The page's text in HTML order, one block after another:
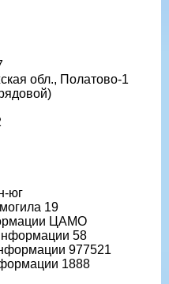
обл., Полатово-1
юг
19
ЦАМО
58
977521
1888